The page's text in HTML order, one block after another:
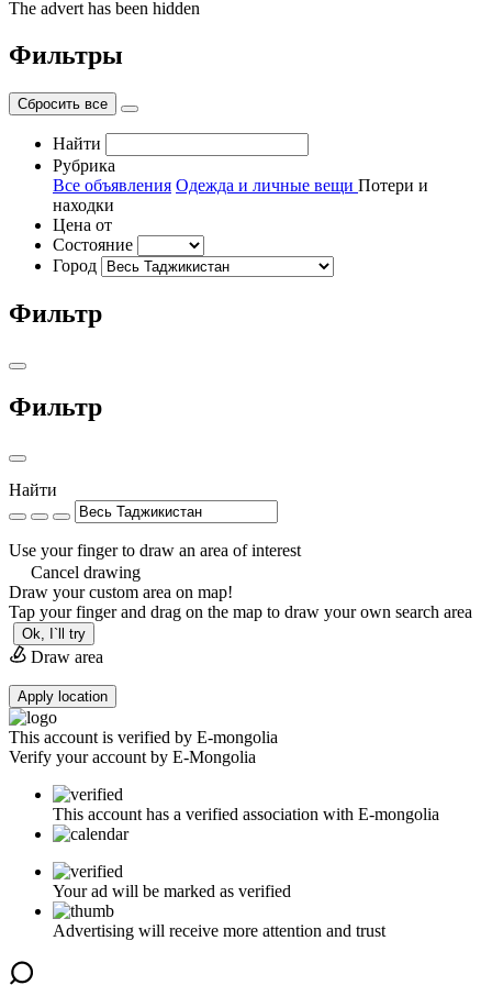
The advert has been hidden
Фильтры
Сбросить все
Найти
Рубрика
Все объявления Одежда и личные вещи Потери и
находки
Цена от
Состояние
Город
Фильтр
Фильтр
Найти
Use your finger to draw an area of interest
Cancel drawing
Draw your custom area on map!
Tap your finger and drag on the map to draw your own search area
Ok, I`ll try
Draw area
Apply location
This account is verified by E-mongolia
Verify your account by E-Mongolia
This account has a verified association with E-mongolia
Your ad will be marked as verified
Advertising will receive more attention and trust